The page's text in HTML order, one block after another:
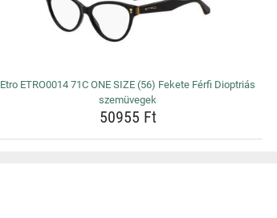
Etro ETRO0014 71C ONE SIZE (56) Fekete Férfi Dioptriás
szemüvegek
50955 Ft